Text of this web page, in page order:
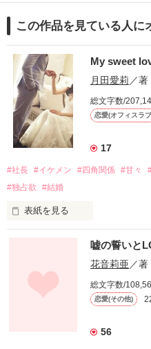
学生時代の彼女
飯島香澄（ｲｲｼﾞﾏｶｽﾐ）
＋＋＋＋＋＋＋＋＋＋
好きな人との再会は、
思っていた以上に
厚い壁がありました。
start*2012/12/11
×
同い年だけどつぐみの上司
猪瀬一臣（ｲﾉｾｶｽﾞｵﾐ）
＋＋＋＋＋＋＋＋＋＋
小さい頃の想いは、
大人になって叶えられるのか？
それとも……
Start*2012/5/26
人知れず心に深い闇を抱えて
私なんか恋しちゃいけない
そう決めつけてた
＋＋＋＋＋＋＋＋＋＋
闇を抱えた女の子
大塚羽衣(ｵｵﾂｶｳｲ)
クラスメイトの男の子
この作品を見ている人に
My sweet
月田愛莉 ／著
総文字数/
恋愛(オフィスラ
17
#社長 #イケメン #四角関係 #甘々
#独占欲
#結婚
表紙を見る
ボーイッシュな見た目のせいか
嘘の誓いと
花音莉亜 ／著
総文字数/
恋愛(その他)
56